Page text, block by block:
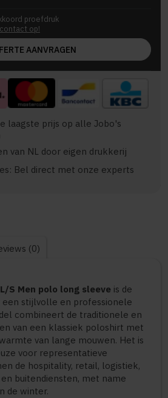
proefdruk
op!
AANVRAGEN
laagste prijs op alle Jobo's
van NL door eigen drukkerij
Bel direct met onze experts
(0)
S Men polo long sleeve is de
een stijlvolle en professionele
combineert de traditionele en
van een klassiek poloshirt met
van lange mouwen. Het is
voor representatieve
de hospitality, retail, logistiek,
buitendiensten, met name
de winter.